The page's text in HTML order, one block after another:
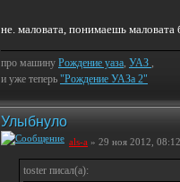
не. маловата, понимаешь
про машину Рождение уаза, УАЗ ,
и уже теперь "Рождение УАЗа 2"
Улыбнуло
als-a » 29 ноя 2012, 08:12
toster писал(а):